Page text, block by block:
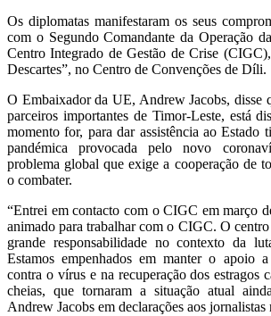
Os diplomatas manifestaram os seus
com o Segundo Comandante da Operação
Centro Integrado de Gestão de Crise
Descartes”, no Centro de Convenções de Díli.
O Embaixador da UE, Andrew Jacobs, disse
parceiros importantes de Timor-Leste, está
momento for, para dar assistência ao Estado
pandémica provocada pelo novo
problema global que exige a cooperação de
o combater.
“Entrei em contacto com o CIGC em março
animado para trabalhar com o CIGC. O
grande responsabilidade no contexto da
Estamos empenhados em manter o apoio
contra o vírus e na recuperação dos estragos
cheias, que tornaram a situação atual
Andrew Jacobs em declarações aos